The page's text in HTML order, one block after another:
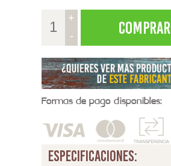
+
-
Comprar
Formas de pago disponibles:
especificaciones: